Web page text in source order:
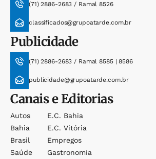
(71) 2886-2683 / Ramal 8526
classificados@grupoatarde.com.br
Publicidade
(71) 2886-2683 / Ramal 8585 | 8586
publicidade@grupoatarde.com.br
Canais e Editorias
Autos
Bahia
Brasil
Saúde
E.c. Bahia
E.c. Vitória
Empregos
Gastronomia